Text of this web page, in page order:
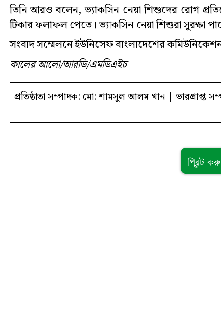
তিনি আরও বলেন, ভ্যাকসিন নেয়া শিশুদের রোগ
টিকার ফলাফল পেতে। ভ্যাকসিন নেয়া শিশুরা সুরক্ষা
সংবাদ সম্মেলনে ইউনিসেফ বাংলাদেশের
কালের আলো/আরডি/এমডিএইচ
প্রতিষ্ঠাতা সম্পাদক: মো: শামসুল আলম খান | ভারপ্রাপ্ত
প্রিন্ট